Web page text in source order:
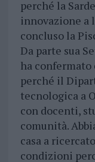
perché la
innovazione a
concluso la
Da parte sua
ha confermato
perché il
tecnologica a
con docenti,
comunità.
casa a
condizioni